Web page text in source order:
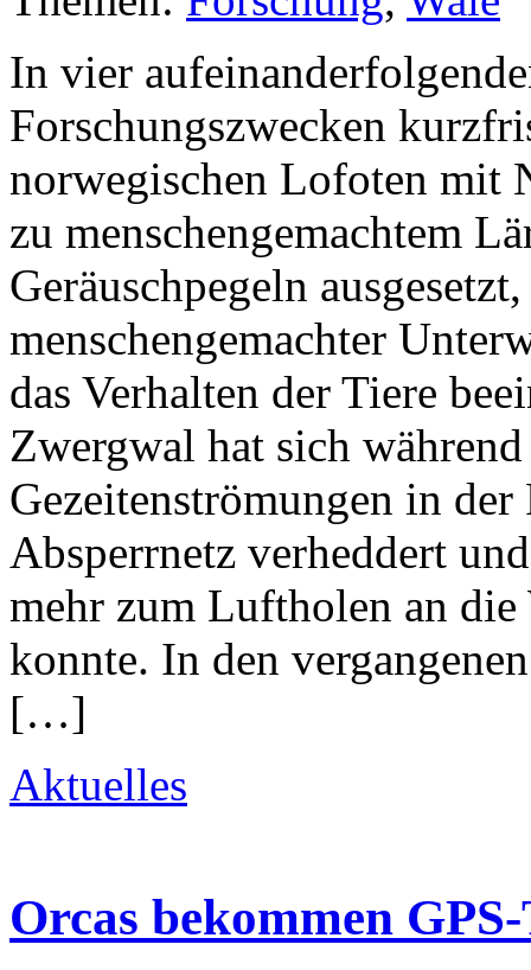
In vier
Forschungszwecken
norwegischen Lofoten mit
zu menschengemachtem
Geräuschpegeln
menschengemachter
das Verhalten der Tiere
Zwergwal hat sich
Gezeitenströmungen in
Absperrnetz verheddert
mehr zum Luftholen an die
konnte. In den
[…]
Aktuelles
Orcas bekommen